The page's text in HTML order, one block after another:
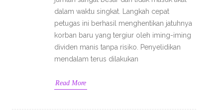
dalam waktu singkat. Langkah cepat
petugas ini berhasil menghentikan jatuhnya
korban baru yang tergiur oleh iming-iming
dividen manis tanpa risiko. Penyelidikan
mendalam terus dilakukan
Read More